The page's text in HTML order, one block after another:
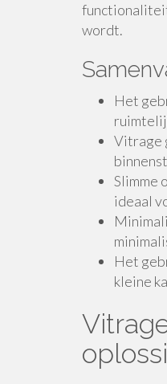
wordt.
Het
Vitrage
Slimme
ideaal
Het
kleine